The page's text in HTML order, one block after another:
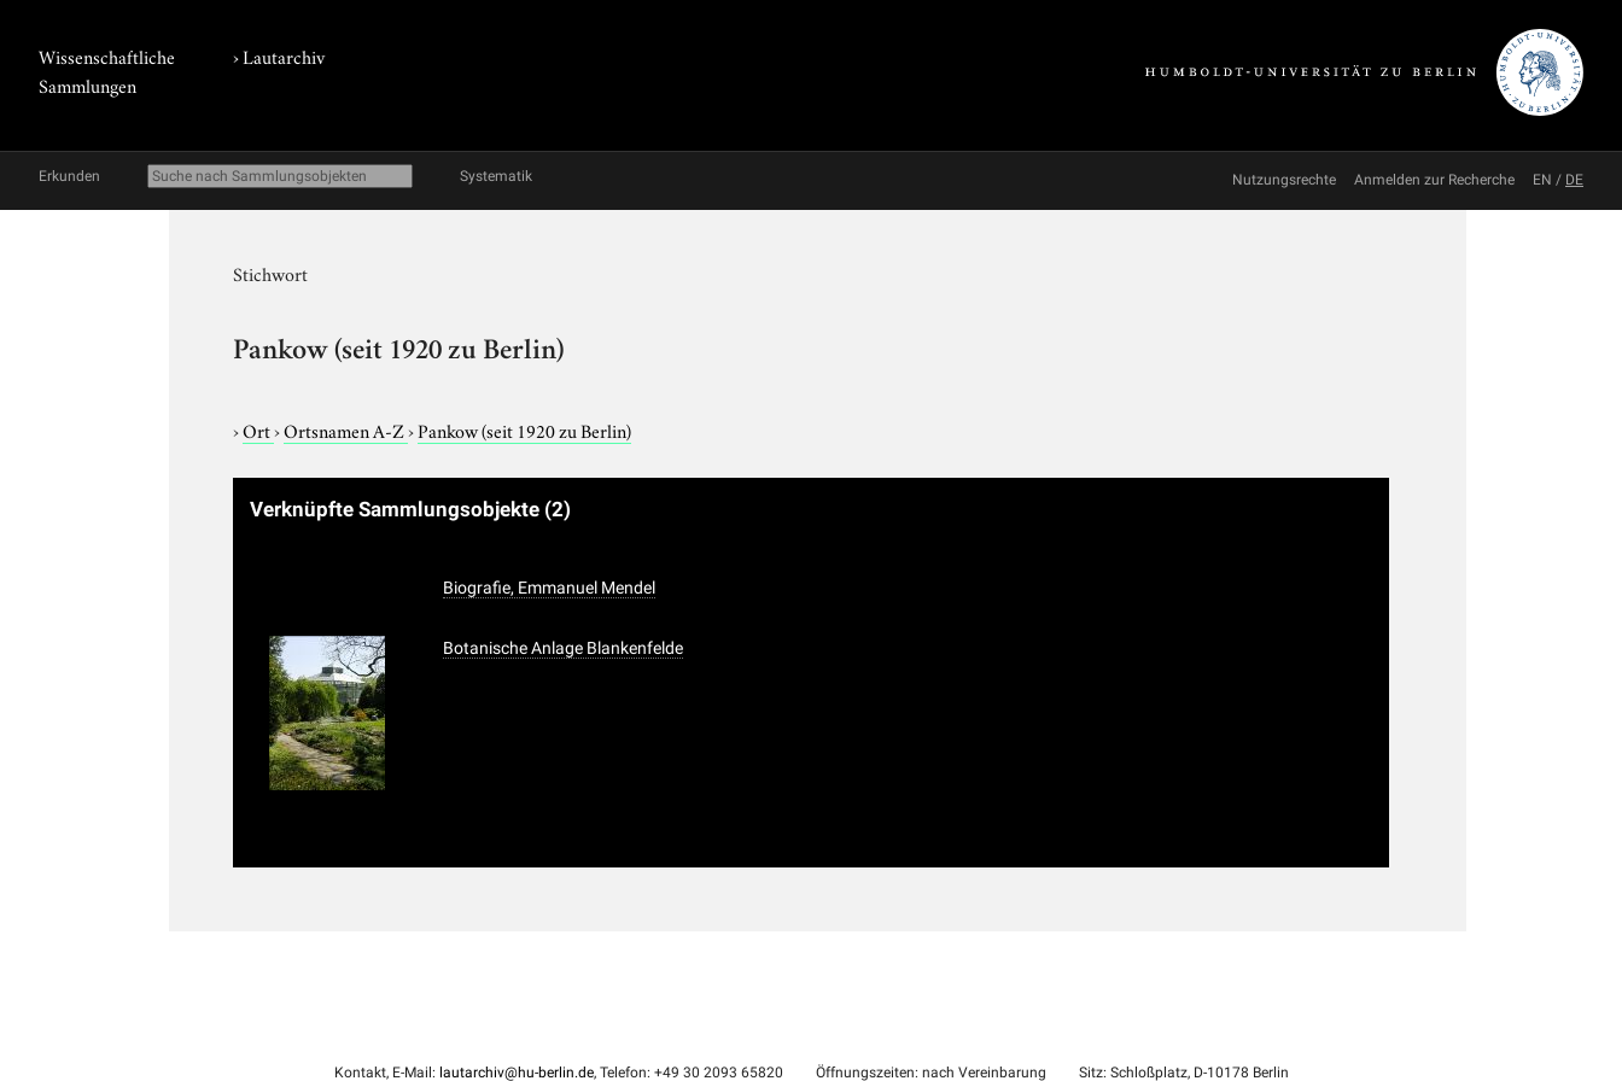
Wissenschaftliche
Sammlungen
›Lautarchiv
Erkunden Systematik Nutzungsrechte Anmelden zur Recherche EN / DE
Stichwort
Pankow (seit 1920 zu Berlin)
›Ort›Ortsnamen A-Z›Pankow (seit 1920 zu Berlin)
Verknüpfte Sammlungsobjekte (2)
Biografie, Emmanuel Mendel
Botanische Anlage Blankenfelde
Kontakt, E-Mail: lautarchiv@hu-berlin.de, Telefon: +49 30 2093 65820 Öffnungszeiten: nach Vereinbarung Sitz: Schloßplatz, D-10178 Berlin